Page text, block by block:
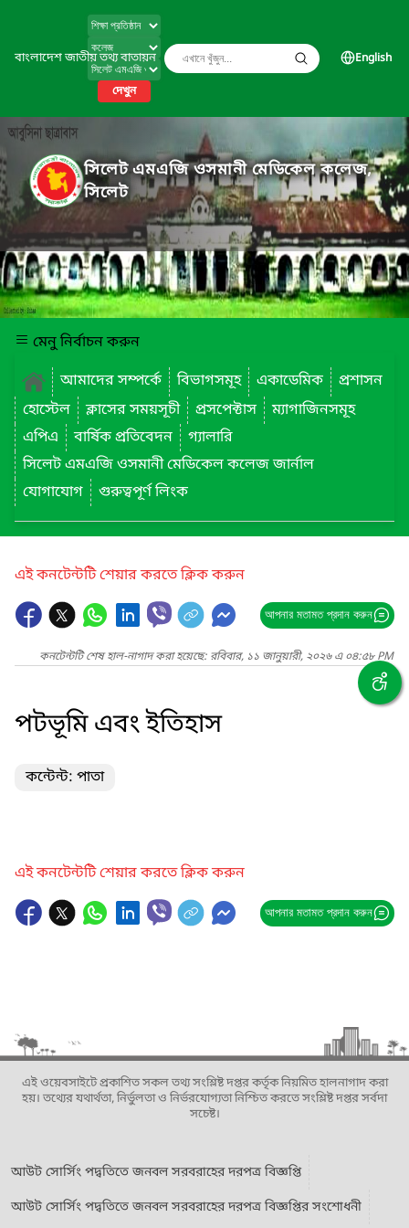
বাংলাদেশ জাতীয় তথ্য বাতায়ন
দেখুন
English
সিলেট এমএজি ওসমানী মেডিকেল কলেজ,
সিলেট
মেনু নির্বাচন করুন
আমাদের সম্পর্কে
বিভাগসমূহ একাডেমিক
প্রশাসন
হোস্টেল
ক্লাসের সময়সূচী প্রসপেক্টাস
ম্যাগাজিনসমূহ
এপিএ
বার্ষিক প্রতিবেদন
গ্যালারি
সিলেট এমএজি ওসমানী মেডিকেল কলেজ জার্নাল
যোগাযোগ
গুরুত্বপূর্ণ লিংক
এই কনটেন্টটি শেয়ার করতে ক্লিক করুন
আপনার মতামত প্রদান করুন
কনটেন্টটি শেষ হাল-নাগাদ করা হয়েছে: রবিবার, ১১ জানুয়ারী, ২০২৬ এ ০৪:৫৮ PM
পটভূমি এবং ইতিহাস
কন্টেন্ট: পাতা
এই কনটেন্টটি শেয়ার করতে ক্লিক করুন
আপনার মতামত প্রদান করুন
এই ওয়েবসাইটে প্রকাশিত সকল তথ্য সংশ্লিষ্ট দপ্তর কর্তৃক নিয়মিত হালনাগাদ করা
হয়। তথ্যের যথার্থতা, নির্ভুলতা ও নির্ভরযোগ্যতা নিশ্চিত করতে সংশ্লিষ্ট দপ্তর সর্বদা
সচেষ্ট।
আউট সোর্সিং পদ্বতিতে জনবল সরবরাহের দরপত্র বিজ্ঞপ্তি
আউট সোর্সিং পদ্বতিতে জনবল সরবরাহের দরপত্র বিজ্ঞপ্তির সংশোধনী